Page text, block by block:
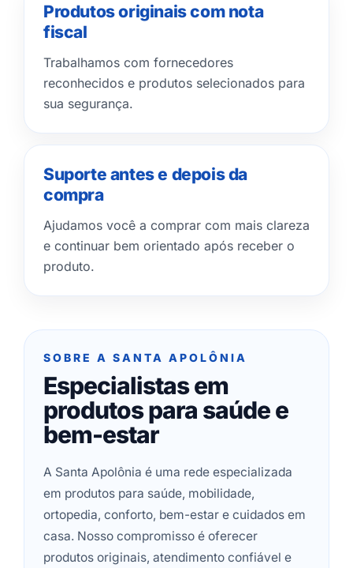
Produtos originais com nota
fiscal
Trabalhamos com fornecedores
reconhecidos e produtos selecionados para
sua segurança.
Suporte antes e depois da
compra
Ajudamos você a comprar com mais clareza
e continuar bem orientado após receber o
produto.
SOBRE A SANTA APOLÔNIA
Especialistas em
produtos para saúde e
bem-estar
A Santa Apolônia é uma rede especializada
em produtos para saúde, mobilidade,
ortopedia, conforto, bem-estar e cuidados em
casa. Nosso compromisso é oferecer
produtos originais, atendimento confiável e